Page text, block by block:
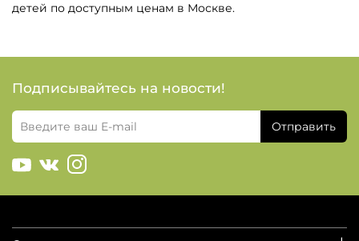
детей по доступным ценам в Москве.
Подписывайтесь на новости!
Отправить